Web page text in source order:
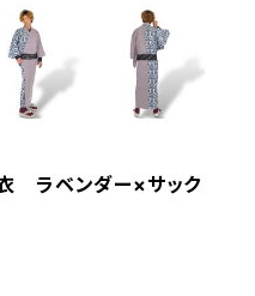
ラベンダー×サック